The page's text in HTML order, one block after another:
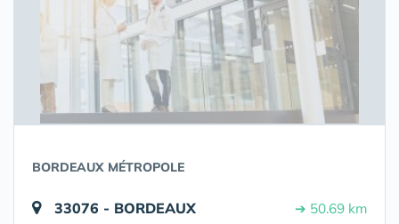
BORDEAUX MÉTROPOLE
33076 - BORDEAUX ➔ 50.69 km